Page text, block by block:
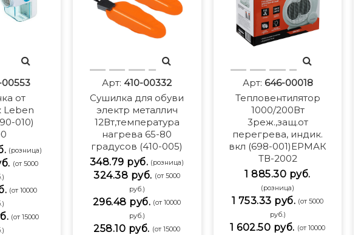
00553
от
Leben
010)
(розница)
(от 5000
(от 10000
(от 15000
Арт:410-00332
Сушилка для обуви
электр металлич
12Вт,температура
нагрева 65-80
градусов (410-005)
348.79 руб. (розница)
324.38 руб. (от 5000
руб.)
296.48 руб. (от 10000
руб.)
258.10 руб. (от 15000
Арт: 646-00018
Тепловентилятор
1000/200Вт
3реж.,защ.от
перегрева, индик.
вкл (698-001)ЕРМАК
ТВ-2002
1 885.30 руб.
(розница)
1 753.33 руб. (от 5000
руб.)
1 602.50 руб. (от 10000